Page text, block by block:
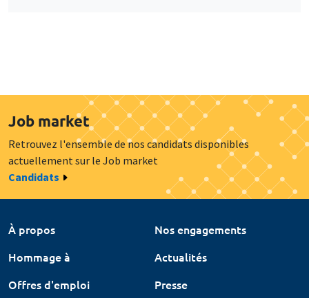
Job market
Retrouvez l'ensemble de nos candidats disponibles
actuellement sur le Job market
Candidats
À propos
Nos engagements
Hommage à
Actualités
Offres d'emploi
Presse